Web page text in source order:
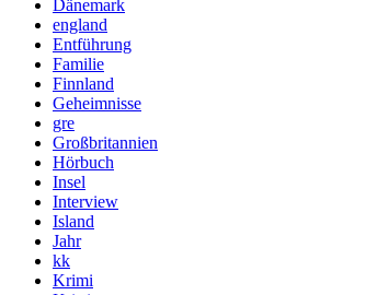
Dänemark
england
Entführung
Familie
Finnland
Geheimnisse
gre
Großbritannien
Hörbuch
Insel
Interview
Island
Jahr
kk
Krimi